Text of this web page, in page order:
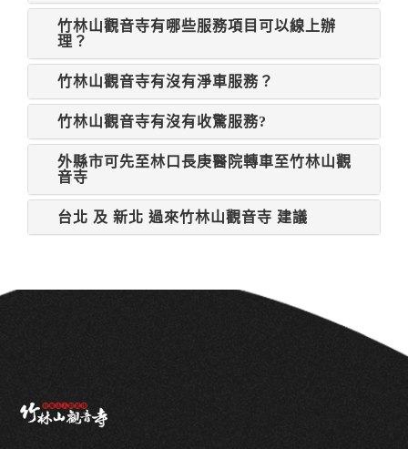
竹林山觀音寺有哪些服務項目可以線上辦
理？
竹林山觀音寺有沒有淨車服務？
竹林山觀音寺有沒有收驚服務?
外縣市可先至林口長庚醫院轉車至竹林山觀
音寺
台北 及 新北 過來竹林山觀音寺 建議